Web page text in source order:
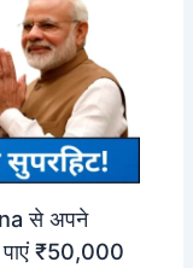
से अपने
पाएं ₹50,000